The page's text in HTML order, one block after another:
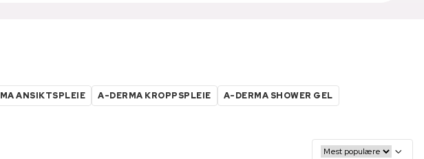
ANSIKTSPLEIE A-DERMA KROPPSPLEIE A-DERMA SHOWER GEL